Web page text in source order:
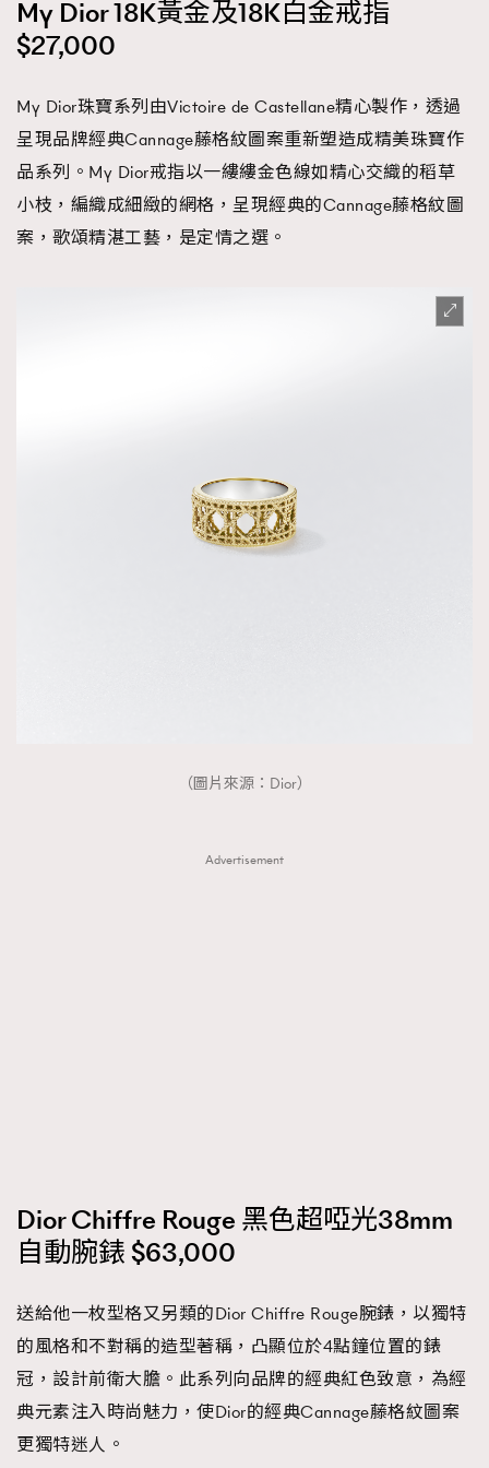
My Dior 18K黃金及18K白金戒指
$27,000
My Dior珠寶系列由Victoire de Castellane精心製作，透過
呈現品牌經典Cannage藤格紋圖案重新塑造成精美珠寶作
品系列。My Dior戒指以一縷縷金色線如精心交織的稻草
小枝，編織成細緻的網格，呈現經典的Cannage藤格紋圖
案，歌頌精湛工藝，是定情之選。
（圖片來源：Dior）
Advertisement
Dior Chiffre Rouge 黑色超啞光38mm
自動腕錶 $63,000
送給他一枚型格又另類的Dior Chiffre Rouge腕錶，以獨特
的風格和不對稱的造型著稱，凸顯位於4點鐘位置的錶
冠，設計前衛大膽。此系列向品牌的經典紅色致意，為經
典元素注入時尚魅力，使Dior的經典Cannage藤格紋圖案
更獨特迷人。